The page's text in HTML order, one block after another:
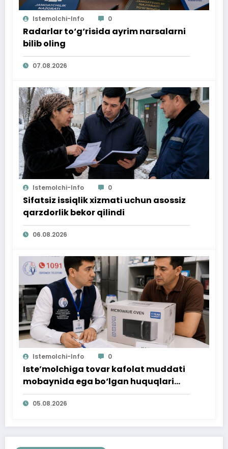
Istemolchi-Info 0
Radarlar to‘g‘risida ayrim narsalarni
bilib oling
07.08.2026
Istemolchi-Info 0
Sifatsiz issiqlik xizmati uchun asossiz
qarzdorlik bekor qilindi
06.08.2026
Istemolchi-Info 0
Iste’molchiga tovar kafolat muddati
mobaynida ega bo‘lgan huquqlari
ta’minlab berildi
05.08.2026